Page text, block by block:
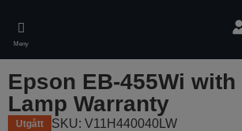
main
content
Meny
Epson EB-455Wi with
Lamp Warranty
Utgått SKU: V11H440040LW